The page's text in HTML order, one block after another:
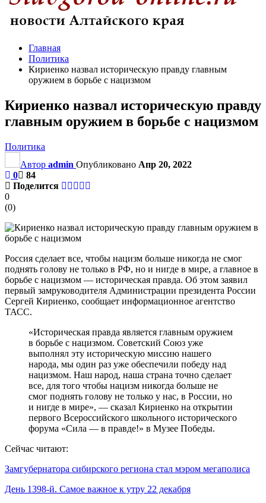
Главная
Политика
Кириенко назвал историческую правду главным
оружием в борьбе с нацизмом
Кириенко назвал историческую правду
главным оружием в борьбе с нацизмом
Политика
Автор admin Опубликовано Апр 20, 2022
0
84
Поделится
0
(0)
Россия сделает все, чтобы нацизм больше никогда не смог
поднять голову не только в РФ, но и нигде в мире, а главное в
борьбе с нацизмом — историческая правда. Об этом заявил
первый замруководителя Администрации президента России
Сергей Кириенко, сообщает информационное агентство
ТАСС.
«Историческая правда является главным оружием
в борьбе с нацизмом. Советский Союз уже
выполнял эту историческую миссию нашего
народа, мы один раз уже обеспечили победу над
нацизмом. Наш народ, наша страна точно сделает
все, для того чтобы нацизм никогда больше не
смог поднять голову не только у нас, в России, но
и нигде в мире», — сказал Кириенко на открытии
первого Всероссийского школьного исторического
форума «Сила — в правде!» в Музее Победы.
Сейчас читают:
Замгубернатора сибирского региона стал мэром мегаполиса
День 1398-й. Самое важное к утру 22 декабря